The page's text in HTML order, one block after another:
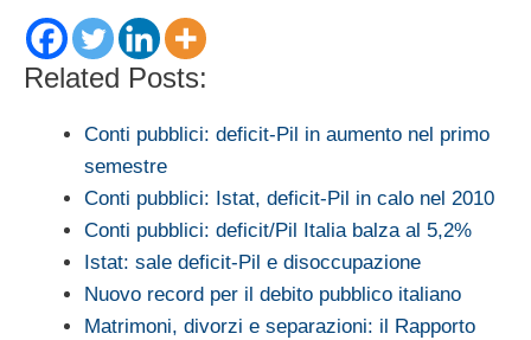
Related Posts:
Conti pubblici: deficit-Pil in aumento nel primo
semestre
Conti pubblici: Istat, deficit-Pil in calo nel 2010
Conti pubblici: deficit/Pil Italia balza al 5,2%
Istat: sale deficit-Pil e disoccupazione
Nuovo record per il debito pubblico italiano
Matrimoni, divorzi e separazioni: il Rapporto